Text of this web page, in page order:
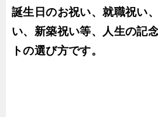
誕生日のお祝い、就職祝い
い、新築祝い等、人生の記
トの選び方です。